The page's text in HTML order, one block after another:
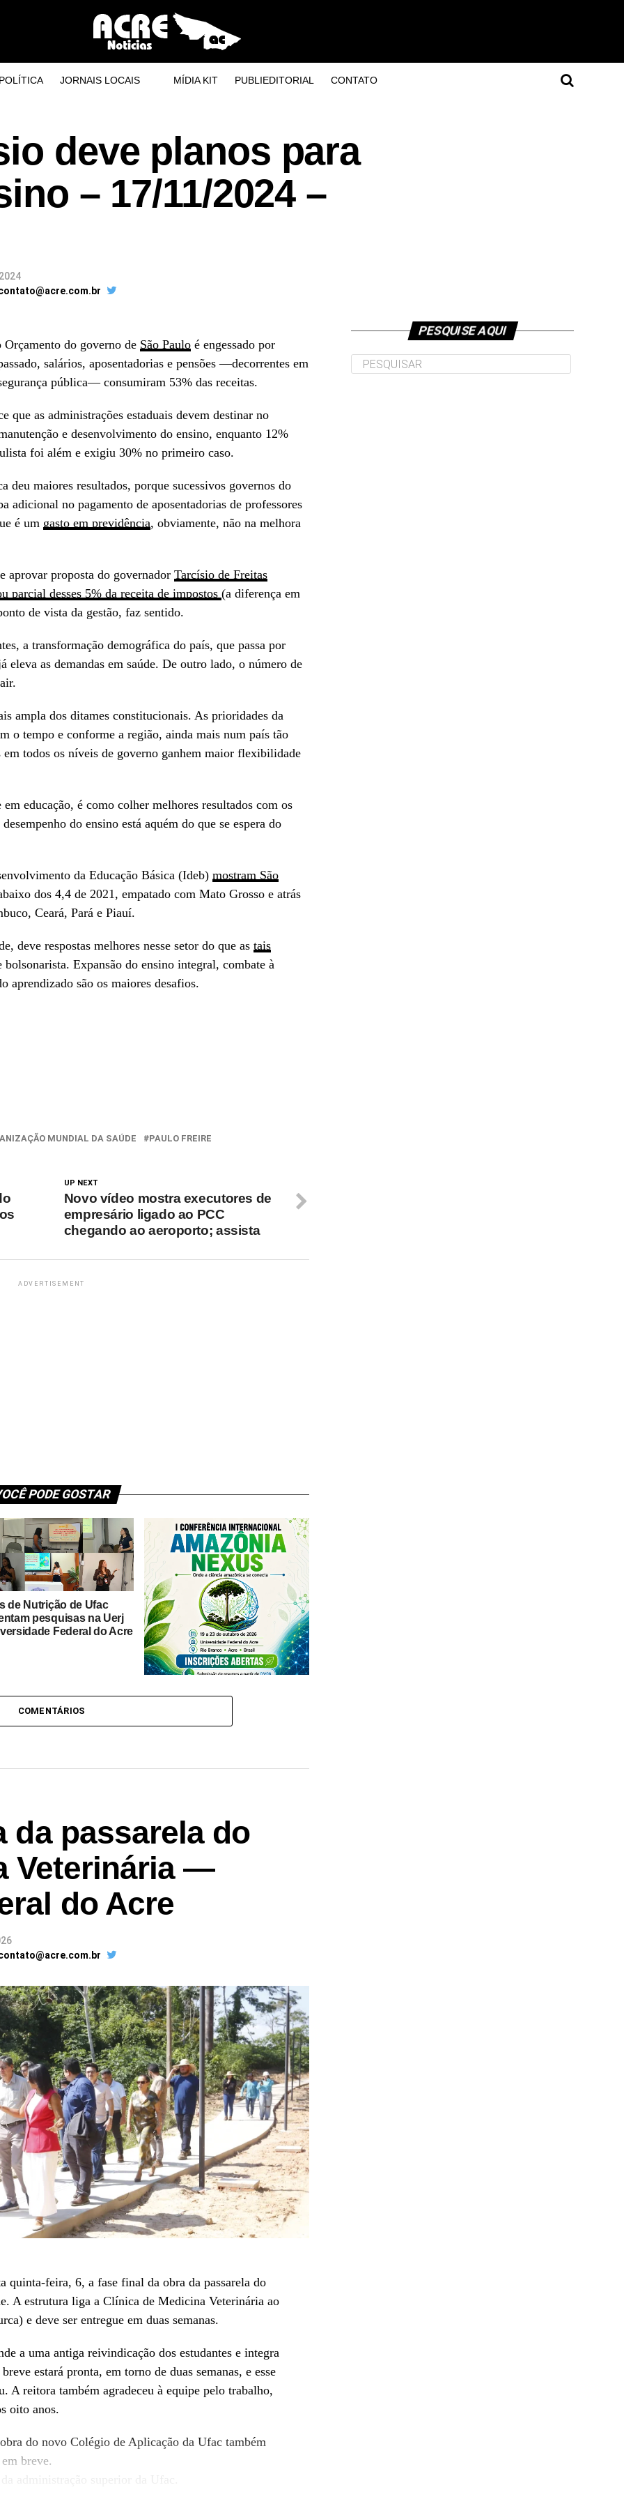
JORNAIS LOCAIS MÍDIA KIT PUBLIEDITORIAL CONTATO
deve planos para
– 17/11/2024 –
Orçamento do governo de São Paulo é engessado por
salários, aposentadorias e pensões —decorrentes em
pública— consumiram 53% das receitas.
que as administrações estaduais devem destinar no
e desenvolvimento do ensino, enquanto 12%
foi além e exigiu 30% no primeiro caso.
deu maiores resultados, porque sucessivos governos do
adicional no pagamento de aposentadorias de professores
é um gasto em previdência, obviamente, não na melhora
aprovar proposta do governador Tarcísio de Freitas
parcial desses 5% da receita de impostos (a diferença em
de vista da gestão, faz sentido.
a transformação demográfica do país, que passa por
eleva as demandas em saúde. De outro lado, o número de
ampla dos ditames constitucionais. As prioridades da
o tempo e conforme a região, ainda mais num país tão
em todos os níveis de governo ganhem maior flexibilidade
educação, é como colher melhores resultados com os
do ensino está aquém do que se espera do
da Educação Básica (Ideb) mostram São
dos 4,4 de 2021, empatado com Mato Grosso e atrás
Ceará, Pará e Piauí.
deve respostas melhores nesse setor do que as tais
Expansão do ensino integral, combate à
aprendizado são os maiores desafios.
MUNDIAL DA SAÚDE PAULO FREIRE
UP NEXT
Novo vídeo mostra executores de
empresário ligado ao PCC
chegando ao aeroporto; assista
ADVERTISEMENT
PODE GOSTAR
de Nutrição de Ufac
pesquisas na Uerj
Federal do Acre
Amazônia Nexus-2026 discutirá
Universidade Federal do Acre
COMENTÁRIOS
da passarela do
Veterinária —
do Acre
feira, 6, a fase final da obra da passarela do
A estrutura liga a Clínica de Medicina Veterinária ao
e deve ser entregue em duas semanas.
a uma antiga reivindicação dos estudantes e integra
estará pronta, em torno de duas semanas, e esse
A reitora também agradeceu à equipe pelo trabalho,
oito anos.
do novo Colégio de Aplicação da Ufac também
breve.
PESQUISE AQUI